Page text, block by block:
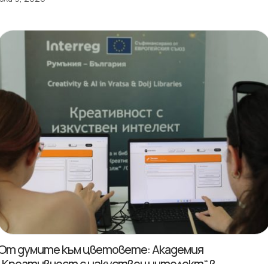
думите към цветовете: Академия